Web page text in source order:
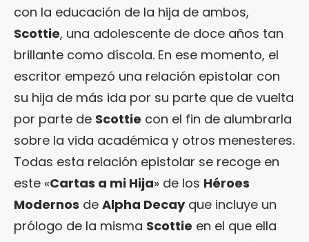
con la educación de la hija de ambos,
Scottie, una adolescente de doce años tan
brillante como díscola. En ese momento, el
escritor empezó una relación epistolar con
su hija de más ida por su parte que de vuelta
por parte de Scottie con el fin de alumbrarla
sobre la vida académica y otros menesteres.
Todas esta relación epistolar se recoge en
este «Cartas a mi Hija» de los Héroes
Modernos de Alpha Decayque incluye un
prólogo de la misma Scottie en el que ella